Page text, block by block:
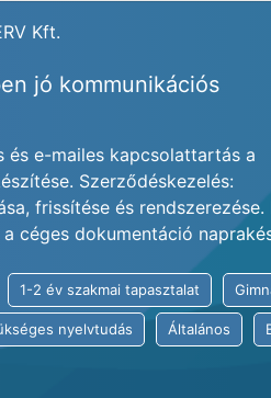
Kft.
jó kommunikációs
és e-mailes kapcsolattartás a
Szerződéskezelés:
frissítése és rendszerezése.
céges dokumentáció
1-2 év szakmai tapasztalat
nyelvtudás Általános